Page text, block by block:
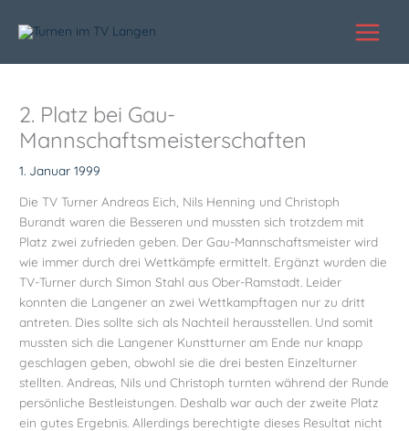
Inhalt
2. Platz bei Gau-
Mannschaftsmeisterschaften
1. Januar 1999
Die TV Turner Andreas Eich, Nils Henning und Christoph
Burandt waren die Besseren und mussten sich trotzdem mit
Platz zwei zufrieden geben. Der Gau-Mannschaftsmeister wird
wie immer durch drei Wettkämpfe ermittelt. Ergänzt wurden die
TV-Turner durch Simon Stahl aus Ober-Ramstadt. Leider
konnten die Langener an zwei Wettkampftagen nur zu dritt
antreten. Dies sollte sich als Nachteil herausstellen. Und somit
mussten sich die Langener Kunstturner am Ende nur knapp
geschlagen geben, obwohl sie die drei besten Einzelturner
stellten. Andreas, Nils und Christoph turnten während der Runde
persönliche Bestleistungen. Deshalb war auch der zweite Platz
ein gutes Ergebnis. Allerdings berechtigte dieses Resultat nicht